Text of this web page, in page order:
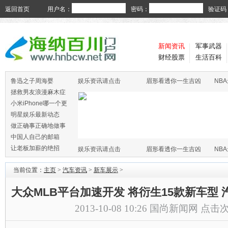
返回首页 用户名： 密码： 验证码
新闻资讯
财经股票
军事武器
生活百科
鲁迅之子周海婴
拯救男友浪漫麻木症
小米iPhone哪一个更
火
明星娱乐最新动态
做正确事正确地做事
中国人自己的邮箱
让老板加薪的绝招
娱乐资讯请点击 眉形看透你一生吉凶
娱乐资讯请点击 眉形看透你一生吉凶
当前位置： 主页 > 汽车资讯 > 新车展示 >
大众MLB平台加速开发 将衍生15款新车型
2013-10-08 10:26 国尚新闻网 点击